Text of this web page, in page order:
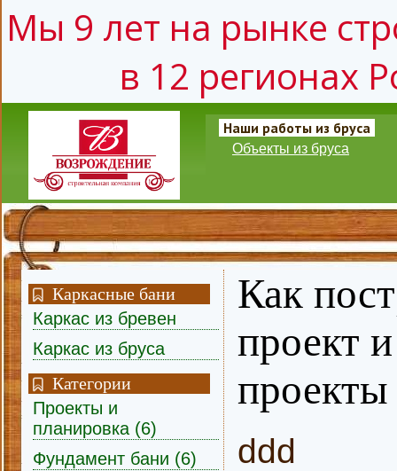
Мы 9 лет на рынке
в 12 регионах
Наши работы из бруса
Объекты из бруса
Каркасные бани
Каркас из бревен
Каркас из бруса
Категории
Проекты и
планировка (6)
Фундамент бани (6)
Как
проект
проекты
ddd